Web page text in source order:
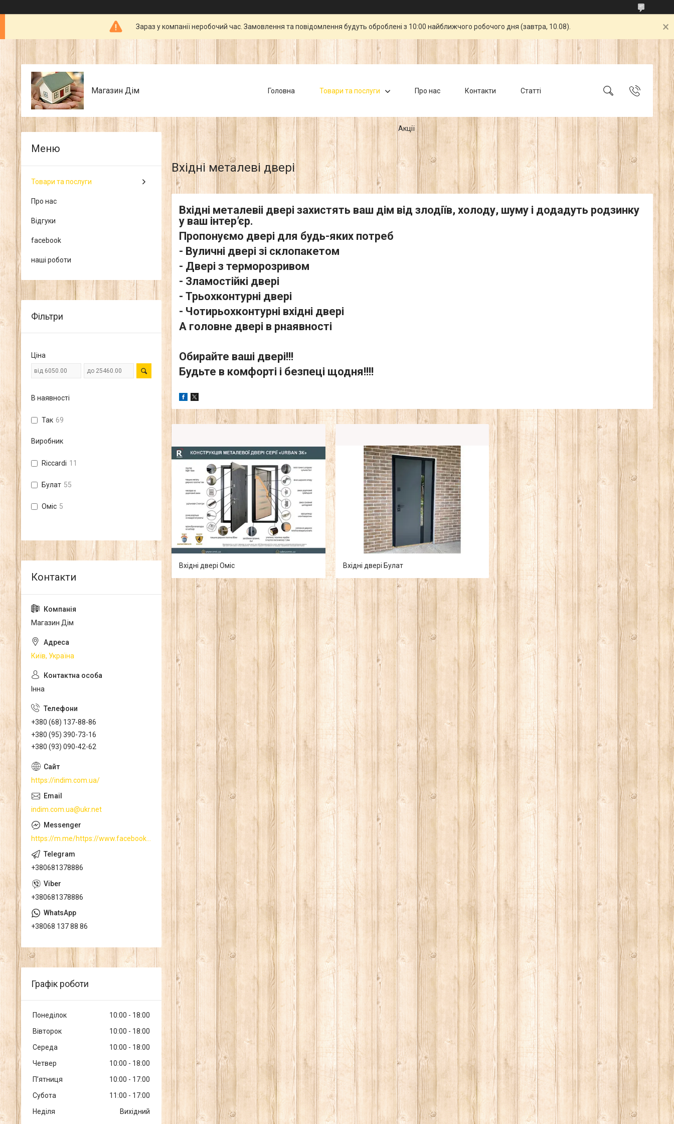
Зараз у компанії неробочий час. Замовлення та повідомлення будуть оброблені з 10:00 найближчого робочого дня (завтра, 10.08).
Магазин Дім Головна Товари та послуги Про нас Контакти Статті
Акції
Вхідні металеві двері
Вхідні металевіі двері захистять ваш дім від злодіїв, холоду, шуму і додадуть родзинку
у ваш інтер'єр.
Пропонуємо двері для будь-яких потреб
- Вуличні двері зі склопакетом
- Двері з терморозривом
- Зламостійкі двері
- Трьохконтурні двері
- Чотирьохконтурні вхідні двері
А головне двері в рнаявності
Обирайте ваші двері!!!
Будьте в комфорті і безпеці щодня!!!!
Вхідні двері Оміс Вхідні двері Булат
Товари та послуги
Про нас
Відгуки
facebook
наші роботи
Фільтри
Ціна
В наявності
Так 69
Виробник
Riccardi 11
Булат 55
Оміс 5
Магазин Дім
Київ, Україна
Інна
+380 (68) 137-88-86
+380 (95) 390-73-16
+380 (93) 090-42-62
https://indim.com.ua/
indim.com.ua@ukr.net
https://m.me/https://www.facebook.com/
+380681378886
+380681378886
+38068 137 88 86
Графік роботи
Понеділок 10:00
18:00
Вівторок
10:00
18:00
Середа
10:00
18:00
Четвер
10:00
18:00
Пʼятниця
10:00
17:00
Субота
11:00
17:00
Неділя
Вихідний